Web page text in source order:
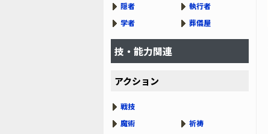
隠者
執行者
学者
葬儀屋
技・能力関連
アクション
戦技
魔術
祈祷